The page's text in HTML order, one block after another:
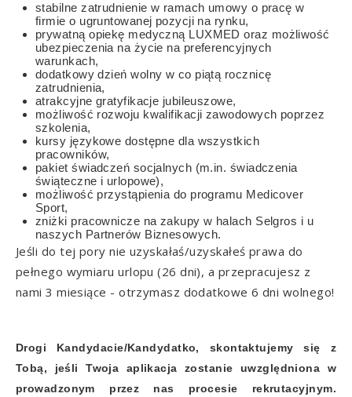
stabilne zatrudnienie w ramach umowy o pracę w
firmie o ugruntowanej pozycji na rynku,
prywatną opiekę medyczną LUXMED oraz możliwość
ubezpieczenia na życie na preferencyjnych
warunkach,
dodatkowy dzień wolny w co piątą rocznicę
zatrudnienia,
atrakcyjne gratyfikacje jubileuszowe,
możliwość rozwoju kwalifikacji zawodowych poprzez
szkolenia,
kursy językowe dostępne dla wszystkich
pracowników,
pakiet świadczeń socjalnych (m.in. świadczenia
świąteczne i urlopowe),
możliwość przystąpienia do programu Medicover
Sport,
zniżki pracownicze na zakupy w halach Selgros i u
naszych Partnerów Biznesowych.
Jeśli do tej pory nie uzyskałaś/uzyskałeś prawa do
pełnego wymiaru urlopu (26 dni), a przepracujesz z
nami 3 miesiące - otrzymasz dodatkowe 6 dni wolnego!
Drogi Kandydacie/Kandydatko, skontaktujemy się z
Tobą, jeśli Twoja aplikacja zostanie uwzględniona w
prowadzonym przez nas procesie rekrutacyjnym.